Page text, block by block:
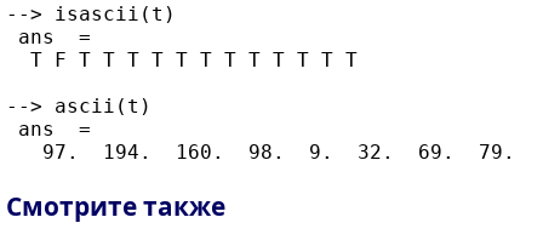
--> isascii(t)
ans  =
  T F T T T T T T T T T T T T
--> ascii(t)
ans  =
Смотрите также